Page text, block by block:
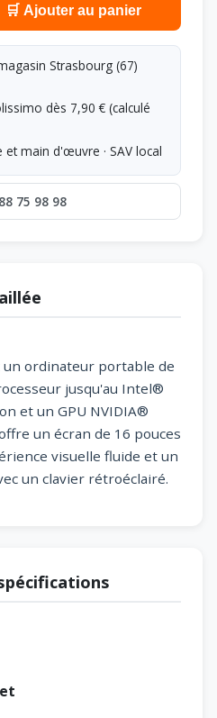
🛒 Ajouter au panier
Strasbourg (67)
dès 7,90 € (calculé
et main d'œuvre · SAV local
75 98 98
un ordinateur portable de
jusqu'au Intel®
et un GPU NVIDIA®
un écran de 16 pouces
visuelle fluide et un
un clavier rétroéclairé.